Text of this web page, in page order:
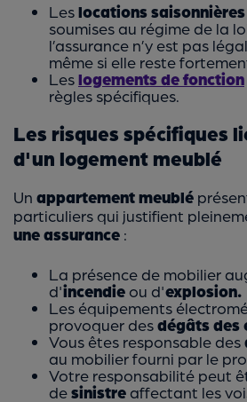
Leslocations saisonnières
soumises au régime de la
l’assurance n’y est pas
même si elle reste
Leslogements de fonction
règles spécifiques.
Les risques spécifiques
d'un logement meublé
Un appartement meublé
particuliers qui justifient
une assurance :
La présence de mobilier
d'incendie ou d'explosion.
Les équipements
provoquer desdégâts des
Vous êtes responsable des
au mobilier fourni par le
Votre responsabilité peut
desinistre affectant les